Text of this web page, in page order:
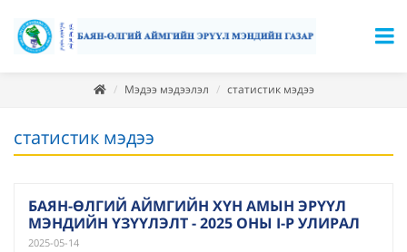
Мэдээ мэдээлэл статистик мэдээ
статистик мэдээ
БАЯН-ӨЛГИЙ АЙМГИЙН ХҮН АМЫН ЭРҮҮЛ
МЭНДИЙН ҮЗҮҮЛЭЛТ - 2025 ОНЫ I-Р УЛИРАЛ
2025-05-14